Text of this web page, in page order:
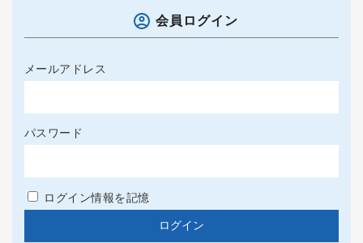
会員ログイン
メールアドレス
パスワード
ログイン情報を記憶